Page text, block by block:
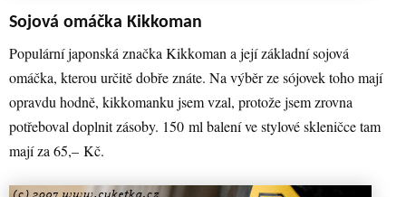
Sojová omáčka Kikkoman
Populární japonská značka Kikkoman a její základní sojová
omáčka, kterou určitě dobře znáte. Na výběr ze sójovek toho mají
opravdu hodně, kikkomanku jsem vzal, protože jsem zrovna
potřeboval doplnit zásoby. 150 ml balení ve stylové skleničce tam
mají za 65,– Kč.